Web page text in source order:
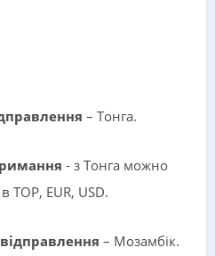
– Тонга.
- з Тонга можно
TOP, EUR, USD.
– Мозамбік.